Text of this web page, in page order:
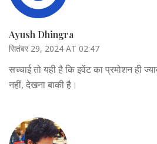
Ayush Dhingra
सितंबर 29, 2024 AT 02:47
सच्चाई तो यही है कि इवेंट का प्रमोशन ही
नहीं, देखना बाकी है।